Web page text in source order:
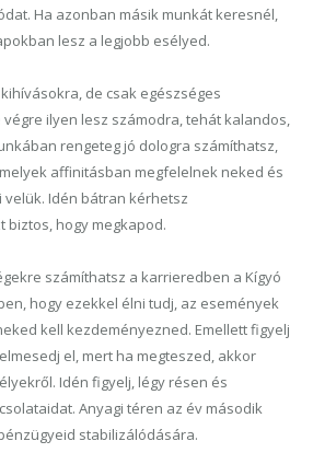
Ha azonban másik munkát keresnél,
lesz a legjobb esélyed.
de csak egészséges
végre ilyen lesz számodra, tehát kalandos,
rengeteg jó dologra számíthatsz,
affinitásban megfelelnek neked és
Idén bátran kérhetsz
biztos, hogy megkapod.
számíthatsz a karrieredben a Kígyó
hogy ezekkel élni tudj, az események
kell kezdeményezned. Emellett figyelj
el, mert ha megteszed, akkor
Idén figyelj, légy résen és
Anyagi téren az év második
stabilizálódására.